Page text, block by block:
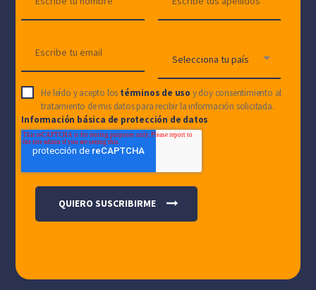
He leído y acepto los términos de uso y doy consentimiento al
tratamiento de mis datos para recibir la información solicitada.
Información básica de protección de datos